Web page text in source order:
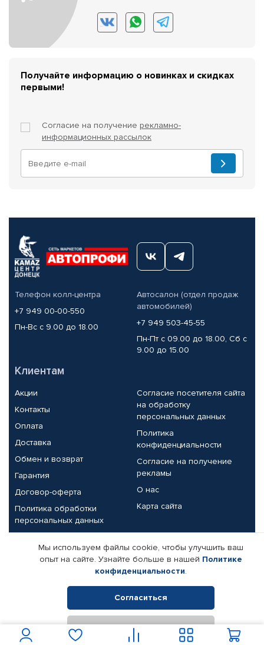
Получайте информацию о новинках и скидках
первыми!
Согласие на получение рекламно-
информационных рассылок
Телефон колл-центра
+7 949 00-00-550
Пн-Вс с 9.00 до 18.00
Автосалон (отдел продаж
автомобилей)
+7 949 503-45-55
Пн-Пт с 09.00 до 18.00, Сб с
9.00 до 15.00
Клиентам
Акции
Контакты
Оплата
Доставка
Обмен и возврат
Гарантия
Договор-оферта
Политика обработки
персональных данных
Согласие посетителя сайта
на обработку
персональных данных
Политика
конфиденциальности
Согласие на получение
рекламы
О нас
Карта сайта
Партнерам
Корпоративным клиентам
Поставщикам
Реквизиты компании
© КАМАЗ ЦЕНТР ДОНЕЦК, 2015-2026. Все права защищены.
Интернет-магазин автомобильных товаров Автопрофи.
Мы используем файлы cookie, чтобы улучшить ваш
опыт на сайте. Узнайте больше в нашей Политике
конфиденциальности.
Согласиться
Отклонить